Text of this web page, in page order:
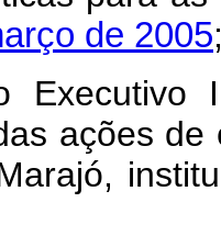
de 2005
Executivo
ações